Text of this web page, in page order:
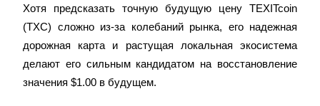
Кредиты
Сервис заимствований, обеспеченных криптовалютой
Хотя предсказать точную будущую цену TEXITcoin
(TXC) сложно из-за колебаний рынка, его надежная
дорожная карта и растущая локальная экосистема
делают его сильным кандидатом на восстановление
значения $1.00 в будущем.